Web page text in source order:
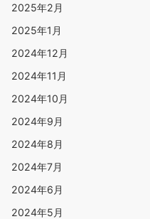
2025年2月
2025年1月
2024年12月
2024年11月
2024年10月
2024年9月
2024年8月
2024年7月
2024年6月
2024年5月